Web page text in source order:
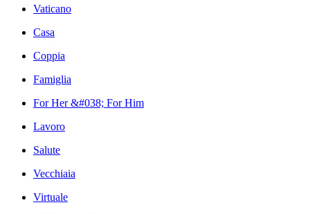
Vaticano
Casa
Coppia
Famiglia
For Her &#038; For Him
Lavoro
Salute
Vecchiaia
Virtuale